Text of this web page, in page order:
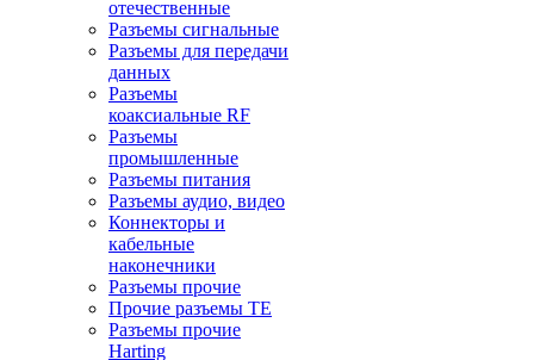
отечественные
Разъeмы сигнальные
Разъeмы для передачи
данных
Разъeмы
коаксиальные RF
Разъeмы
промышленные
Разъeмы питания
Разъeмы аудио, видео
Коннекторы и
кабельные
наконечники
Разъeмы прочие
Прочие разъемы TE
Разъемы прочие
Harting